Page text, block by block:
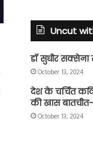
Uncut
डॉ सुधीर
October 13, 2024
देश के चर्चित
की खास
October 13, 2024